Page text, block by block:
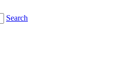
Search